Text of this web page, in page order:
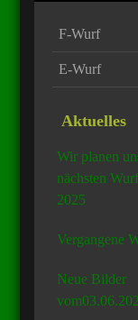
F-Wurf
E-Wurf
Aktuelles
Wir planen
nächsten
2025
Vergangene
Neue Bilder